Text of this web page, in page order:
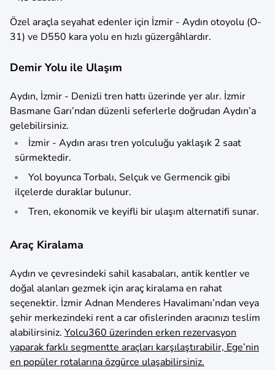
Özel araçla seyahat edenler için İzmir - Aydın otoyolu (O-
31) ve D550 kara yolu en hızlı güzergâhlardır.
Demir Yolu ile Ulaşım
Aydın, İzmir - Denizli tren hattı üzerinde yer alır. İzmir
Basmane Garı’ndan düzenli seferlerle doğrudan Aydın’a
gelebilirsiniz.
İzmir - Aydın arası tren yolculuğu yaklaşık 2 saat
sürmektedir.
Yol boyunca Torbalı, Selçuk ve Germencik gibi
ilçelerde duraklar bulunur.
Tren, ekonomik ve keyifli bir ulaşım alternatifi sunar.
Araç Kiralama
Aydın ve çevresindeki sahil kasabaları, antik kentler ve
doğal alanları gezmek için araç kiralama en rahat
seçenektir. İzmir Adnan Menderes Havalimanı’ndan veya
şehir merkezindeki rent a car ofislerinden aracınızı teslim
alabilirsiniz. Yolcu360 üzerinden erken rezervasyon
yaparak farklı segmentte araçları karşılaştırabilir, Ege’nin
en popüler rotalarına özgürce ulaşabilirsiniz.